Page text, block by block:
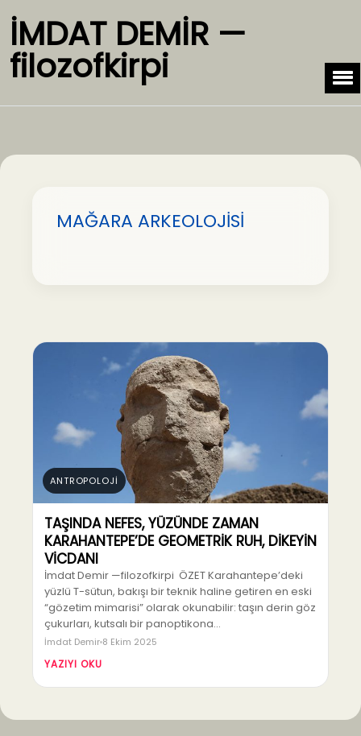
İMDAT DEMİR —
filozofkirpi
MAĞARA ARKEOLOJİSİ
ANTROPOLOJİ
TAŞINDA NEFES, YÜZÜNDE ZAMAN
KARAHANTEPE’DE GEOMETRİK RUH, DİKEYİN
VİCDANI
İmdat Demir —filozofkirpi ÖZET Karahantepe’deki
yüzlü T-sütun, bakışı bir teknik haline getiren en eski
“gözetim mimarisi” olarak okunabilir: taşın derin göz
çukurları, kutsalı bir panoptikona…
İmdat Demir 8 Ekim 2025
YAZIYI OKU